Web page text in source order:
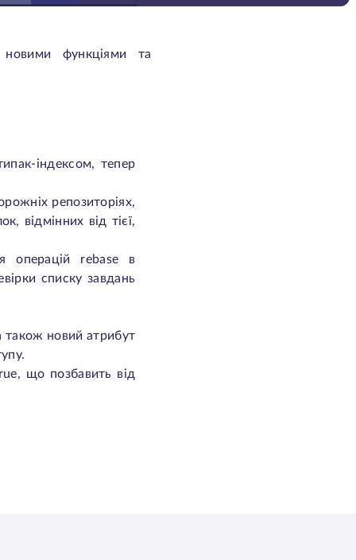
функціями та
індексом, тепер
репозиторіях,
відмінних від тієї,
операцій rebase в
списку завдань
також новий атрибут
що позбавить від